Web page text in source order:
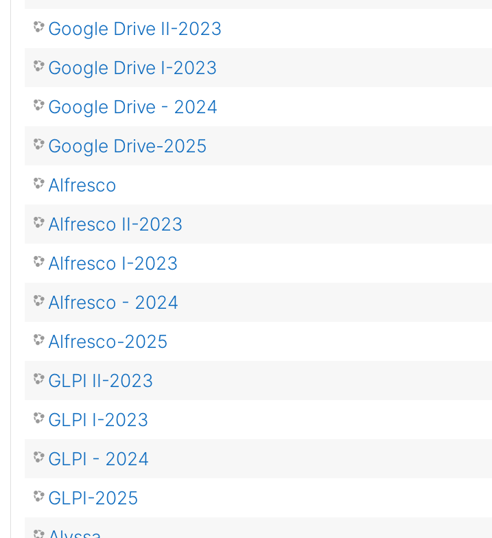
Google Drive II-2023
Google Drive I-2023
Google Drive - 2024
Google Drive-2025
Alfresco
Alfresco II-2023
Alfresco I-2023
Alfresco - 2024
Alfresco-2025
GLPI II-2023
GLPI I-2023
GLPI - 2024
GLPI-2025